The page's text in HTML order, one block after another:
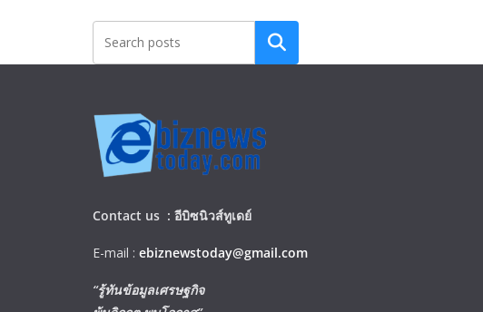
Search
Contact us : อีบิซนิวส์ทูเดย์
E-mail : ebiznewstoday@gmail.com
“รู้ทันข้อมูลเศรษฐกิจ